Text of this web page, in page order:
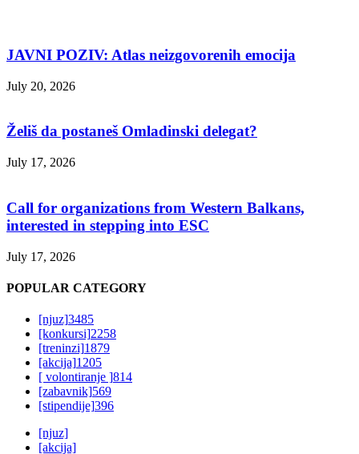
JAVNI POZIV: Atlas neizgovorenih emocija
July 20, 2026
Želiš da postaneš Omladinski delegat?
July 17, 2026
Call for organizations from Western Balkans,
interested in stepping into ESC
July 17, 2026
POPULAR CATEGORY
[njuz]3485
[konkursi]2258
[treninzi]1879
[akcija]1205
[ volontiranje ]814
[zabavnik]569
[stipendije]396
[njuz]
[akcija]